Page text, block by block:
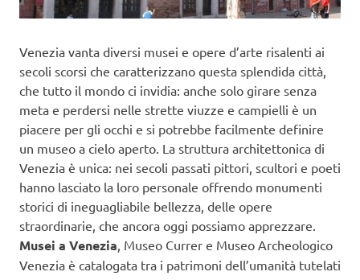
Venezia vanta diversi musei e opere d’arte risalenti ai
secoli scorsi che caratterizzano questa splendida città,
che tutto il mondo ci invidia: anche solo girare senza
meta e perdersi nelle strette viuzze e campielli è un
piacere per gli occhi e si potrebbe facilmente definire
un museo a cielo aperto. La struttura architettonica di
Venezia è unica: nei secoli passati pittori, scultori e poeti
hanno lasciato la loro personale offrendo monumenti
storici di ineguagliabile bellezza, delle opere
straordinarie, che ancora oggi possiamo apprezzare.
Musei a Venezia , Museo Currer e Museo Archeologico
Venezia è catalogata tra i patrimoni dell’umanità tutelati